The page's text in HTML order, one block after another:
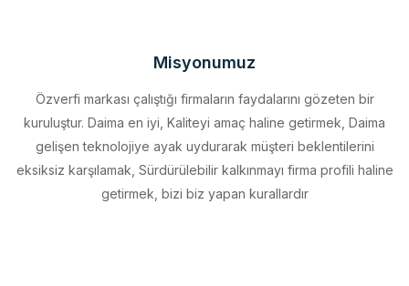
Özverfi markası çalıştığı firmaların faydalarını gözeten bir
gelişen teknolojiye ayak uydurarak müşteri beklentilerini
eksiksiz karşılamak, Sürdürülebilir kalkınmayı firma profili haline
getirmek, bizi biz yapan kurallardır